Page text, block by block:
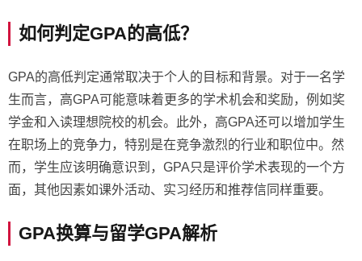
如何判定GPA的高低？
GPA的高低判定通常取决于个人的目标和背景。对于一名学
生而言，高GPA可能意味着更多的学术机会和奖励，例如奖
学金和入读理想院校的机会。此外，高GPA还可以增加学生
在职场上的竞争力，特别是在竞争激烈的行业和职位中。然
而，学生应该明确意识到，GPA只是评价学术表现的一个方
面，其他因素如课外活动、实习经历和推荐信同样重要。
GPA换算与留学GPA解析